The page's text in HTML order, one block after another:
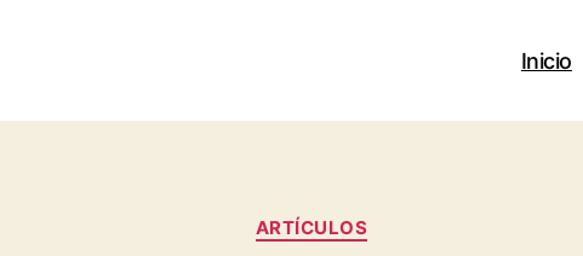
Inicio
Categories
ARTÍ­CULOS